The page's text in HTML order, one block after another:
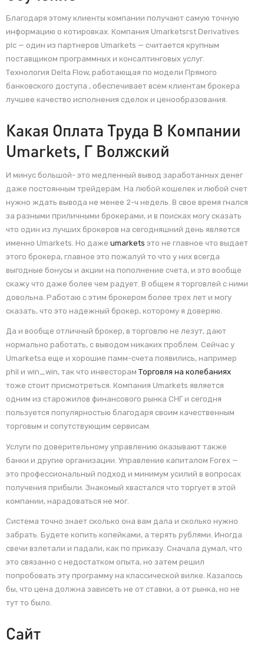
Благодаря этому клиенты компании получают самую точную
информацию о котировках. Компания Umarketsrst Derivatives
plc — один из партнеров Umarkets — считается крупным
поставщиком программных и консалтинговых услуг.
Технология Delta Flow, работающая по модели Прямого
банковского доступа , обеспечивает всем клиентам брокера
лучшее качество исполнения сделок и ценообразования.
Какая Оплата Труда В Компании
Umarkets, Г Волжский
И минус большой- это медленный вывод заработанных денег
даже постоянным трейдерам. На любой кошелек и любой счет
нужно ждать вывода не менее 2-ч недель. В свое время гнался
за разными приличными брокерами, и в поисках могу сказать
что один из лучших брокеров на сегодняшний день является
именно Umarkets. Но даже umarkets это не главное что выдает
этого брокера, главное это пожалуй то что у них всегда
выгодные бонусы и акции на пополнение счета, и это вообще
скажу что даже более чем радует. В общем я торговлей с ними
довольна. Работаю с этим брокером более трех лет и могу
сказать, что это надежный брокер, которому я доверяю.
Да и вообще отличный брокер, в торговлю не лезут, дают
нормально работать, с выводом никаких проблем. Сейчас у
Umarketsа еще и хорошие памм-счета появились, например
phil и win_win, так что инвесторам Торговля на колебаниях
тоже стоит присмотреться. Компания Umarkets является
одним из старожилов финансового рынка СНГ и сегодня
пользуется популярностью благодаря своим качественным
торговым и сопутствующим сервисам.
Услуги по доверительному управлению оказывают также
банки и другие организации. Управление капиталом Forex —
это профессиональный подход и минимум усилий в вопросах
получения прибыли. Знакомый хвастался что торгует в этой
компании, нарадоваться не мог.
Система точно знает сколько она вам дала и сколько нужно
забрать. Будете копить копейками, а терять рублями. Иногда
свечи взлетали и падали, как по приказу. Сначала думал, что
это связанно с недостатком опыта, но затем решил
попробовать эту программу на классической вилке. Казалось
бы, что цена должна зависеть не от ставки, а от рынка, но не
тут то было.
Сайт